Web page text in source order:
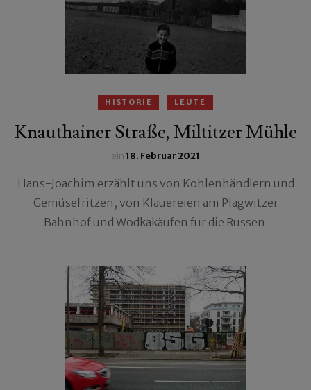
HISTORIE LEUTE
Knauthainer Straße, Miltitzer Mühle
ein18. Februar 2021
Hans-Joachim erzählt uns von Kohlenhändlern und
Gemüsefritzen, von Klauereien am Plagwitzer
Bahnhof und Wodkakäufen für die Russen.